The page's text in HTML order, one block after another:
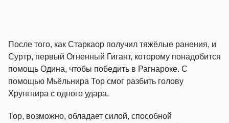
После того, как Старкаор получил тяжёлые ранения, и
Суртр, первый Огненный Гигант, которому понадобится
помощь Одина, чтобы победить в Рагнароке. С
помощью Мьёльнира Тор смог разбить голову
Хрунгнира с одного удара.
Тор, возможно, обладает силой, способной